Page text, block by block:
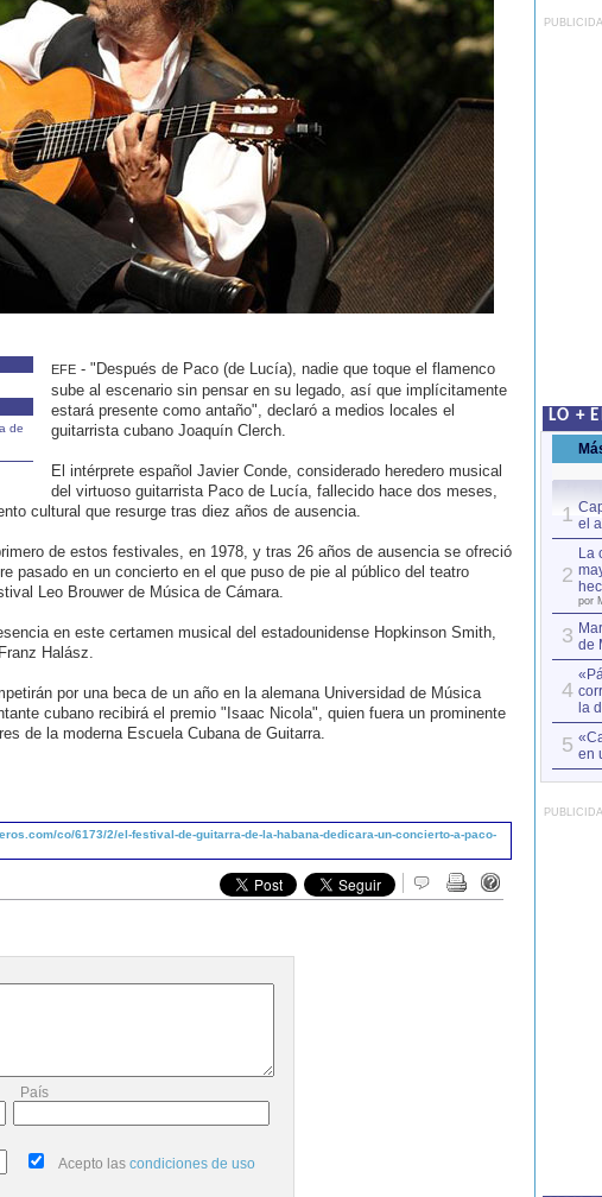
de
EFE- "Después de Paco (de Lucía), nadie que toque el flamenco
sube al escenario sin pensar en su legado, así que implícitamente
estará presente como antaño", declaró a medios locales el
guitarrista cubano Joaquín Clerch.
El intérprete español Javier Conde, considerado heredero musical
del virtuoso guitarrista Paco de Lucía, fallecido hace dos meses,
cultural que resurge tras diez años de ausencia.
de estos festivales, en 1978, y tras 26 años de ausencia se ofreció
pasado en un concierto en el que puso de pie al público del teatro
Leo Brouwer de Música de Cámara.
en este certamen musical del estadounidense Hopkinson Smith,
Halász.
por una beca de un año en la alemana Universidad de Música
cubano recibirá el premio "Isaac Nicola", quien fuera un prominente
de la moderna Escuela Cubana de Guitarra.
co/6173/2/el-festival-de-guitarra-de-la-habana-dedicara-un-concierto-a-paco-
País
Acepto las condiciones de uso
LO +
1 el
2
La
por
3 de
4
la
5 en